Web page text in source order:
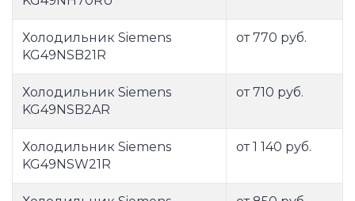
Холодильник Siemens
KG49NSB21R
от 770 руб.
Холодильник Siemens
KG49NSB2AR
от 710 руб.
Холодильник Siemens
KG49NSW21R
от 1 140 руб.